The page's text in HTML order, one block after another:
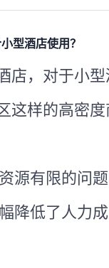
型酒店使用？
店，对于小
这样的高密
源有限的问
降低了人力